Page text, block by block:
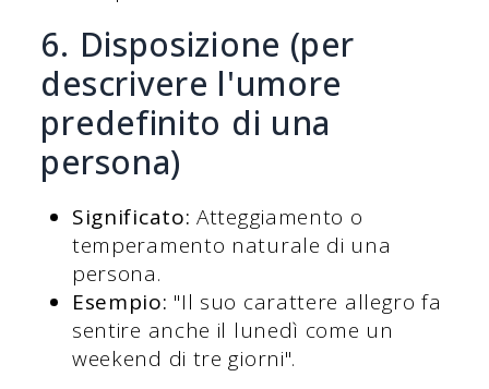
6. Disposizione (per
descrivere l'umore
predefinito di una
persona)
Significato: Atteggiamento o
temperamento naturale di una
persona.
Esempio: "Il suo carattere allegro fa
sentire anche il lunedì come un
weekend di tre giorni".